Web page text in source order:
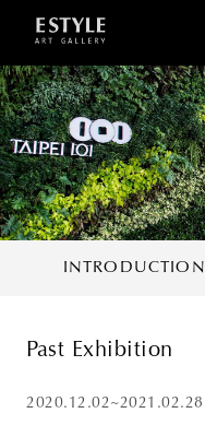
INTRODUCTION
Past Exhibition
2020.12.02~2021.02.28